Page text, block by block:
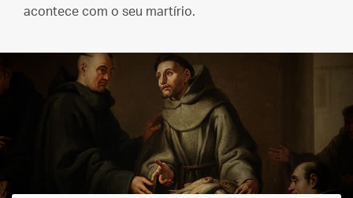
acontece com o seu martírio.